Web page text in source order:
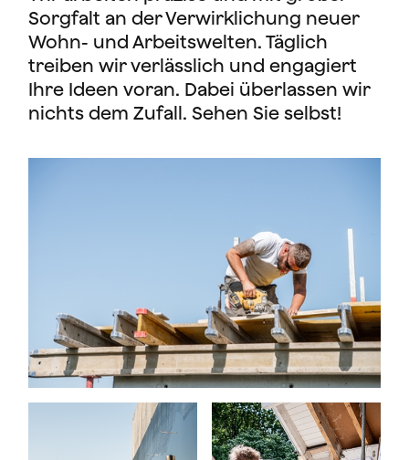
Sorgfalt an der Verwirklichung neuer
Wohn- und Arbeitswelten. Täglich
treiben wir verlässlich und engagiert
Ihre Ideen voran. Dabei überlassen wir
nichts dem Zufall. Sehen Sie selbst!